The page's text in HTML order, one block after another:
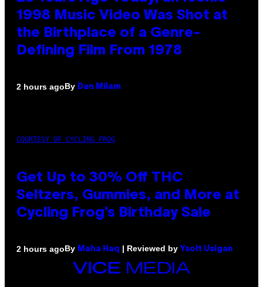
1998 Music Video Was Shot at
the Birthplace of a Genre-
Defining Film From 1978
2 hours agoBy Dan Milam
COURTESY OF CYCLING FROG
Get Up to 30% Off THC
Seltzers, Gummies, and More at
Cycling Frog’s Birthday Sale
2 hours agoBy Maha Haq | Reviewed by Ysolt Usigan
VICE